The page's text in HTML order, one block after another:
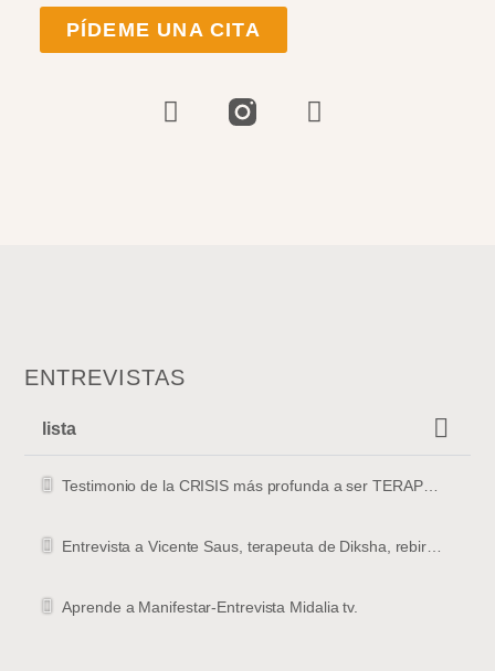
PÍDEME UNA CITA
ENTREVISTAS
lista
Testimonio de la CRISIS más profunda a ser TERAPEUTA
Aprende a Manifestar-Entrevista Midalia tv.